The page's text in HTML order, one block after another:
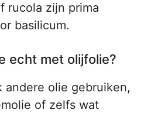
rucola zijn prima
basilicum.
echt met olijfolie?
andere olie gebruiken,
of zelfs wat